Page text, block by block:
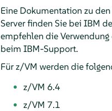
Eine Dokumentation zu
Server finden Sie bei IBM
empfehlen die
beim IBM-Support.
Für z/VM werden die
z/VM 6.4
z/VM 7.1